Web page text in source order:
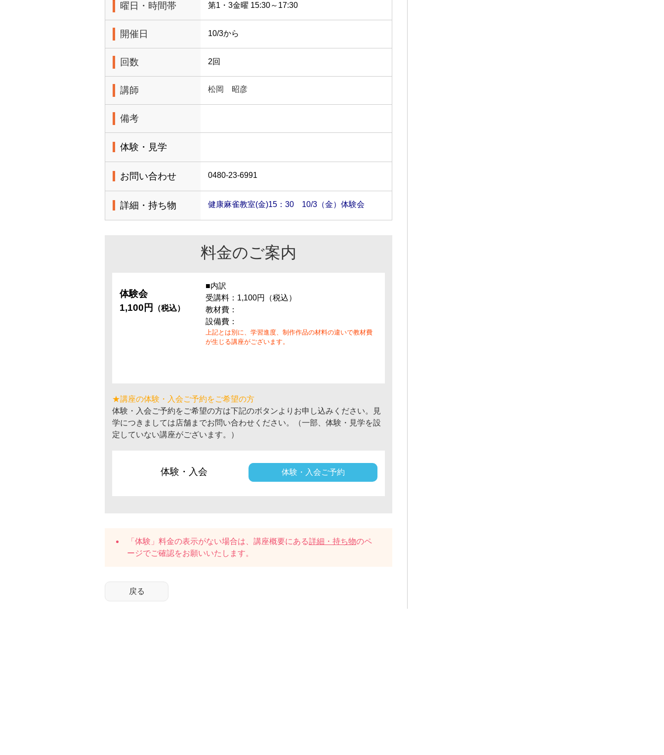
曜日・時間帯 第1・3金曜 15:30～17:30
開催日 10/3から
回数 2回
講師 松岡 昭彦
備考
体験・見学
お問い合わせ 0480-23-6991
詳細・持ち物 健康麻雀教室(金)15：30 10/3（金）体験会
料金のご案内
体験会
1,100円
（税込）
■内訳
受講料：1,100円（税込）
教材費：
設備費：
上記とは別に、学習進度、制作作品の材料の違いで教材費
が生じる講座がございます。
★講座の体験・入会ご予約をご希望の方
体験・入会ご予約をご希望の方は下記のボタンよりお申し込みください。見
学につきましては店舗までお問い合わせください。（一部、体験・見学を設
定していない講座がございます。）
体験・入会 体験・入会ご予約
「体験」料金の表示がない場合は、講座概要にある詳細・持ち物のペ
ージでご確認をお願いいたします。